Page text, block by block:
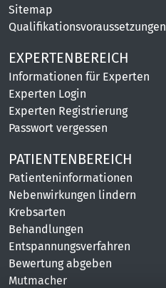
Sitemap
Qualifikationsvoraussetzungen
EXPERTENBEREICH
Informationen für Experten
Experten Login
Experten Registrierung
Passwort vergessen
PATIENTENBEREICH
Patienteninformationen
Nebenwirkungen lindern
Krebsarten
Behandlungen
Entspannungsverfahren
Bewertung abgeben
Mutmacher